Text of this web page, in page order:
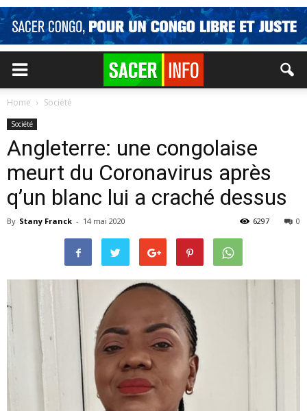
Home Société
Société
Angleterre: une congolaise
meurt du Coronavirus après
q’un blanc lui a craché dessus
By Stany Franck - 14 mai 2020 0
6297